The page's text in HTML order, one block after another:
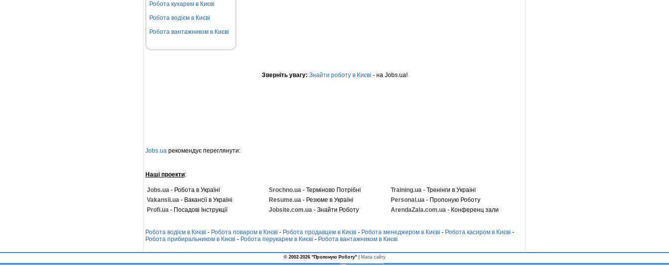
Робота кухарем в Києві
Робота водієм в Києві
Робота вантажником в Києві
Зверніть увагу: Знайти роботу в Києві - на Jobs.ua!
Jobs.ua рекомендує переглянути:
Наші проекти:
Jobs.ua - Робота в Україні Srochno.ua - Терміново Потрібні Training.ua - Тренінги в Україні
Vakansii.ua - Вакансії в Україні Resume.ua - Резюме в Україні Personal.ua - Пропоную Роботу
Profi.ua - Посадові Інструкції Jobsite.com.ua - Знайти Роботу ArendaZala.com.ua - Конференц зали
Робота водієм в Києві - Робота поваром в Києві - Робота продавцем в Києві - Робота менеджером в Києві - Робота касиром в Києві -
Робота прибиральником в Києві - Робота перукарем в Києві - Робота вантажником в Києві
© 2002-2026 "Пропоную Роботу" Мапа сайту